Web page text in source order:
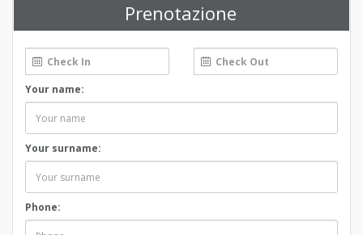
Prenotazione
Your name:
Your surname:
Phone: